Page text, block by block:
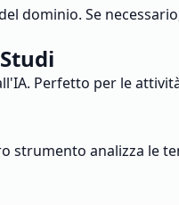
dominio. Se
Perfetto per le
analizza le